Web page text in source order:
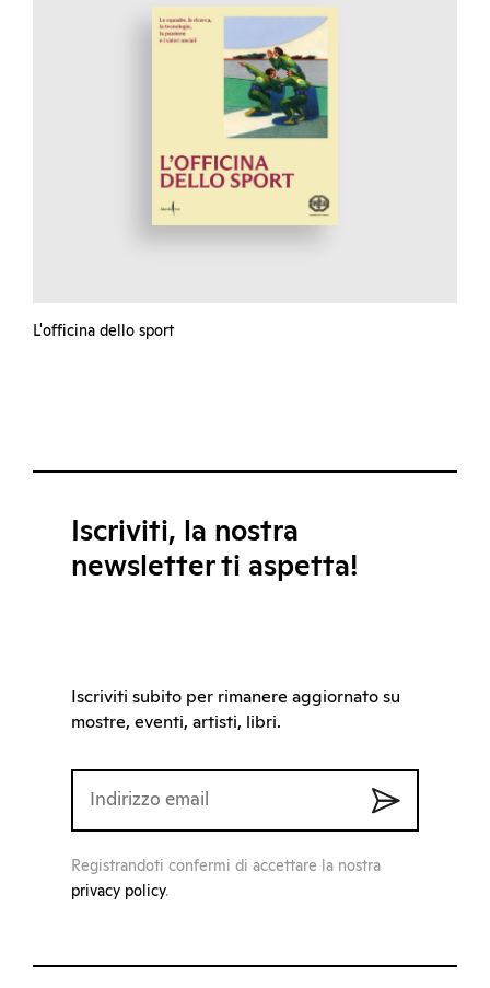
L'officina dello sport
Iscriviti, la nostra
newsletter ti aspetta!
Iscriviti subito per rimanere aggiornato su
mostre, eventi, artisti, libri.
Registrandoti confermi di accettare la nostra
privacy policy.